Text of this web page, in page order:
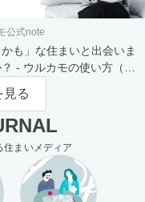
公式note
かも」な住まいと出会いま
- ウルカモの使い方（買
け）
見る
住まいメディア